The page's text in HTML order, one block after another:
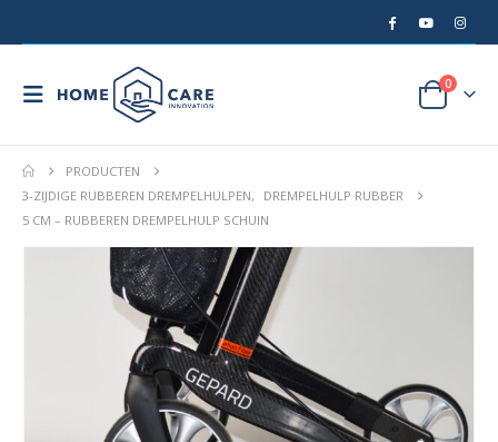
0
PRODUCTEN
3-ZIJDIGE RUBBEREN DREMPELHULPEN,
DREMPELHULP RUBBER
5 CM – RUBBEREN DREMPELHULP SCHUIN